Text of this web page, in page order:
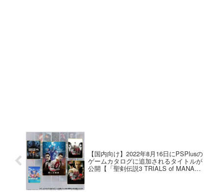
【国内向け】2022年8月16日にPSPlusの
ゲームカタログに追加されるタイトルが
公開【「聖剣伝説3 TRIALS of MANA」